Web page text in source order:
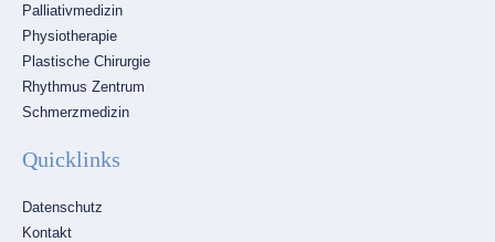
Palliativmedizin
Physiotherapie
Plastische Chirurgie
Rhythmus Zentrum
Schmerzmedizin
Quicklinks
Navigation
überspringen
Datenschutz
Kontakt